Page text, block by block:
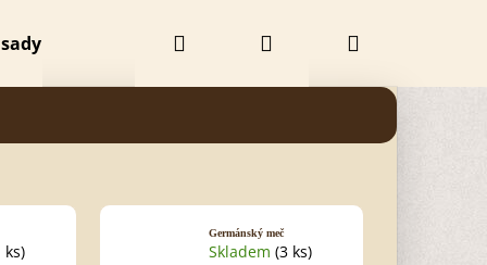
Obchodní podmínky
Hledat PřihlášeníNákupní
košík
ks)
Germánský meč
Skladem (3 ks)